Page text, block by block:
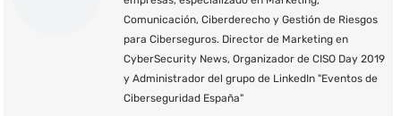
Comunicación, Ciberderecho y Gestión de Riesgos
para Ciberseguros. Director de Marketing en
CyberSecurity News, Organizador de CISO Day 2019
y Administrador del grupo de LinkedIn "Eventos de
Ciberseguridad España"